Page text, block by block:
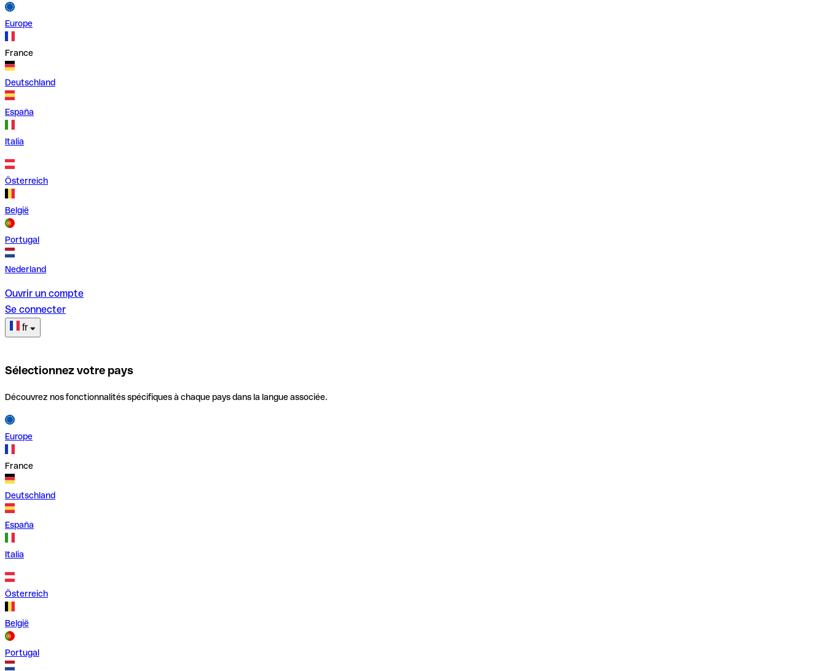
Europe
France
Deutschland
España
Italia
Österreich
België
Portugal
Nederland
Ouvrir un compte
Se connecter
fr
Sélectionnez votre pays
Découvrez nos fonctionnalités spécifiques à chaque pays dans la langue associée.
Europe
France
Deutschland
España
Italia
Österreich
België
Portugal